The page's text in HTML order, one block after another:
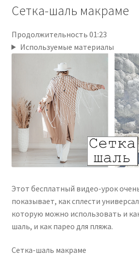
Сетка-шаль макраме
Продолжительность 01:23
Используемые материалы
Этот бесплатный видео-урок
показывает, как сплести
которую можно использовать и
шаль, и как парео для пляжа.
Сетка-шаль макраме